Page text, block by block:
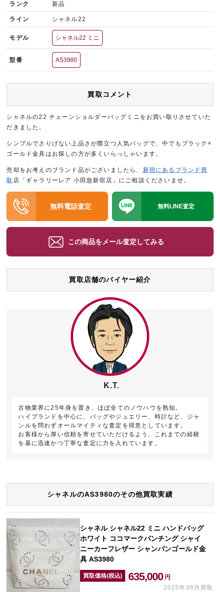
ランク 新品
ライン シャネル22
モデル シャネル22 ミニ
型番 AS3980
買取コメント
シャネルの22 チェーンショルダーバッグミニをお買い取りさせていた
だきました。
シンプルでさりげない上品さが際立つ人気バッグで、中でもブラック×
ゴールド金具はお探しの方が多くいらっしゃいます。
売却をお考えのブランド品がございましたら、 新宿にあるブランド買
取 店「ギャラリーレア 小田急新宿店」にご相談くださいませ。
無料電話査定 無料LINE査定
この商品をメール査定してみる
買取店舗のバイヤー紹介
K.T.
古物業界に25年身を置き、ほぼ全てのノウハウを熟知。
ハイブランドを中心に、バッグやジュエリー、時計など、ジャ
ンルを問わずオールマイティな査定を得意としています。
お客様から厚い信頼を寄せていただけるよう、これまでの経験
を基に迅速かつ丁寧な査定に力を入れています。
シャネルのAS3980のその他買取実績
シャネル シャネル22 ミニ ハンドバッグ
ホワイト ココマークパンチング シャイ
ニーカーフレザー シャンパンゴールド金
具 AS3980
買取価格(税込) 635,000 円
2025年06月買取